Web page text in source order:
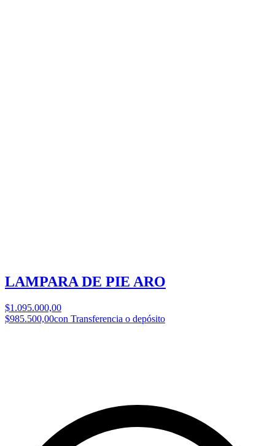
LAMPARA DE PIE ARO
$1.095.000,00
$985.500,00con Transferencia o depósito